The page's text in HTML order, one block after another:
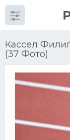
Кассел
(37 Фото)